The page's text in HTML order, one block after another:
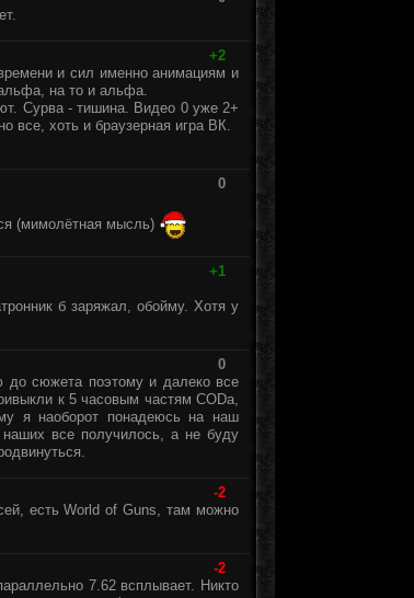
+2
и сил именно анимациям и
на то и альфа.
Сурва - тишина. Видео 0 уже 2+
все, хоть и браузерная игра ВК.
0
(мимолётная мысль)
+1
б заряжал, обойму. Хотя у
0
сюжета поэтому и далеко все
к 5 часовым частям CODa,
я наоборот понадеюсь на наш
наших все получилось, а не буду
-2
есть World of Guns, там можно
-2
7.62 всплывает. Никто